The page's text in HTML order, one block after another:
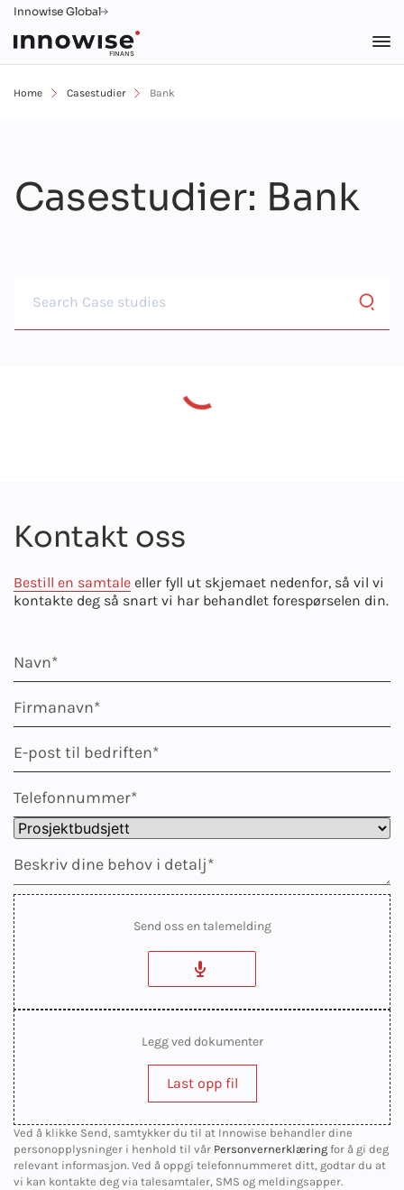
Innowise Global
FINANS
Home Casestudier Bank
Casestudier: Bank
Kontakt oss
Bestill en samtale eller fyll ut skjemaet nedenfor, så vil vi
kontakte deg så snart vi har behandlet forespørselen din.
Send oss en talemelding
Legg ved dokumenter
Last opp fil
Ved å klikke Send, samtykker du til at Innowise behandler dine
personopplysninger i henhold til vår Personvernerklæring for å gi deg
relevant informasjon. Ved å oppgi telefonnummeret ditt, godtar du at
vi kan kontakte deg via talesamtaler, SMS og meldingsapper.